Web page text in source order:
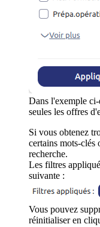
Dans l'exemple
seules les offres
Si vous obtenez
certains mots-clés
recherche.
Les filtres
suivante :
Vous pouvez
réinitialiser en